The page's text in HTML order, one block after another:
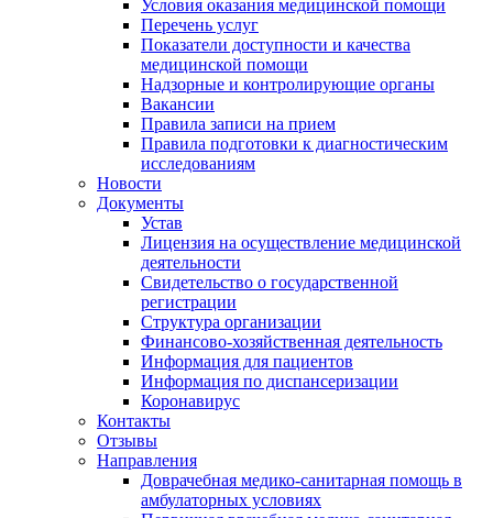
Условия оказания медицинской помощи
Перечень услуг
Показатели доступности и качества
медицинской помощи
Надзорные и контролирующие органы
Вакансии
Правила записи на прием
Правила подготовки к диагностическим
исследованиям
Новости
Документы
Устав
Лицензия на осуществление медицинской
деятельности
Свидетельство о государственной
регистрации
Структура организации
Финансово-хозяйственная деятельность
Информация для пациентов
Информация по диспансеризации
Коронавирус
Контакты
Отзывы
Направления
Доврачебная медико-санитарная помощь в
амбулаторных условиях